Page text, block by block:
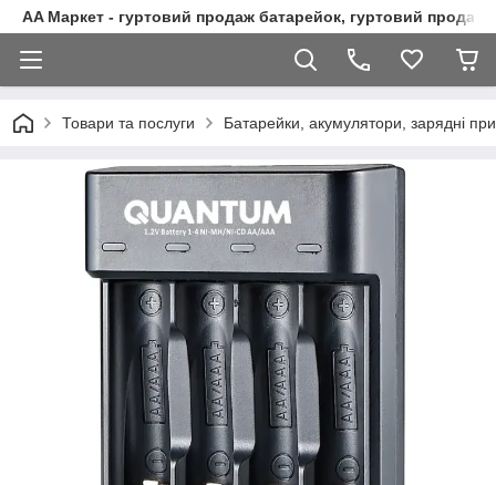
AA Маркет - гуртовий продаж батарейок, гуртовий продаж
Товари та послуги Батарейки, акумулятори, зарядні